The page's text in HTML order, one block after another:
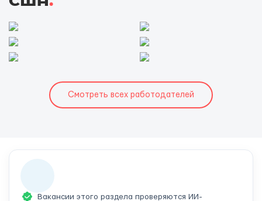
Смотреть всех работодателей
Вакансии этого раздела проверяются ИИ-